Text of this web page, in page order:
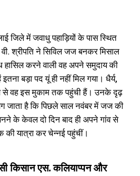
जिले में जवाधु पहाड़ियों के पास स्थित
वी. श्रीपति ने सिविल जज बनकर मिसाल
हासिल करने वाली वह अपने समुदाय की
बड़ा पद यूं ही नहीं मिल गया। धैर्य,
से वह इस मुकाम तक पहुंची हैं। उनके दृढ़
जाता है कि पिछले साल नवंबर में जज की
के केवल दो दिन बाद ही अपने गांव से
यात्रा कर चेन्नई पहुंचीं।
किसान एस. कलियाप्पन और